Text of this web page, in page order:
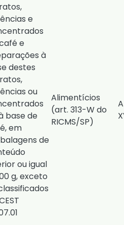
e
e
à
destes
ou
base de
em
de
ou igual
g, exceto
Alimentícios
(art. 313-W do
RICMS/SP)